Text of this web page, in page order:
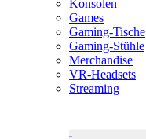
Konsolen
Games
Gaming-Tische
Gaming-Stühle
Merchandise
VR-Headsets
Streaming